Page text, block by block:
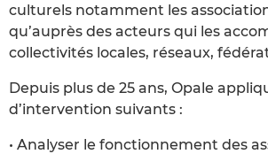
culturels notamment les
qu’auprès des acteurs qui les
collectivités locales, réseaux,
Depuis plus de 25 ans, Opale
d’intervention suivants :
• Analyser le fonctionnement des